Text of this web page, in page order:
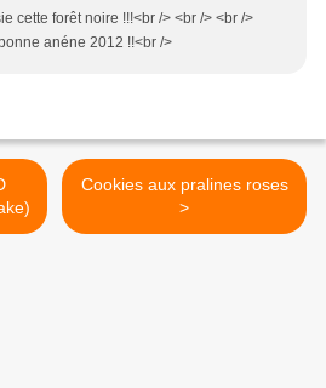
cette forêt noire !!!<br /> <br /> <br />
anéne 2012 !!<br />
Cookies aux pralines roses
>